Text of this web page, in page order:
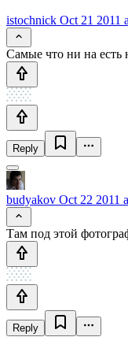
istochnick Oct 21 2011
Самые что ни на есть
Reply
budyakov Oct 22 2011
Там под этой
Reply